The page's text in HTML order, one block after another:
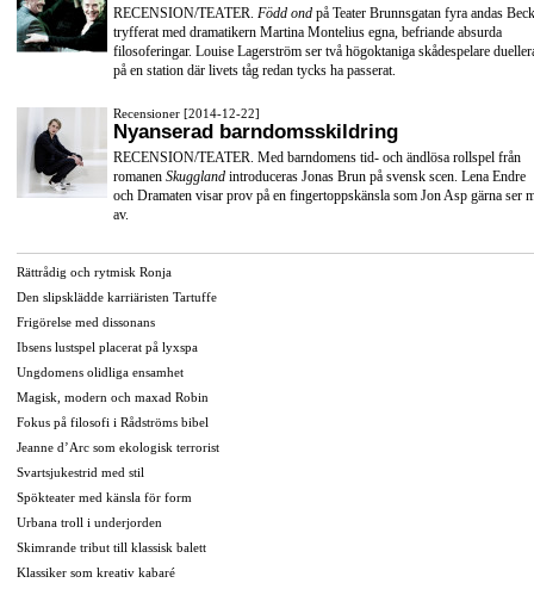
RECENSION/TEATER. Född ond på Teater Brunnsgatan fyra andas
tryfferat med dramatikern Martina Montelius egna, befriande absurda
filosoferingar. Louise Lagerström ser två högoktaniga skådespelare
på en station där livets tåg redan tycks ha passerat.
Recensioner [2014-12-22]
Nyanserad barndomsskildring
RECENSION/TEATER. Med barndomens tid- och ändlösa rollspel från
romanen Skuggland introduceras Jonas Brun på svensk scen. Lena Endre
och Dramaten visar prov på en fingertoppskänsla som Jon Asp gärna ser
av.
Rättrådig och rytmisk Ronja
Den slipsklädde karriäristen Tartuffe
Frigörelse med dissonans
Ibsens lustspel placerat på lyxspa
Ungdomens olidliga ensamhet
Magisk, modern och maxad Robin
Fokus på filosofi i Rådströms bibel
Jeanne d’Arc som ekologisk terrorist
Svartsjukestrid med stil
Spökteater med känsla för form
Urbana troll i underjorden
Skimrande tribut till klassisk balett
Klassiker som kreativ kabaré